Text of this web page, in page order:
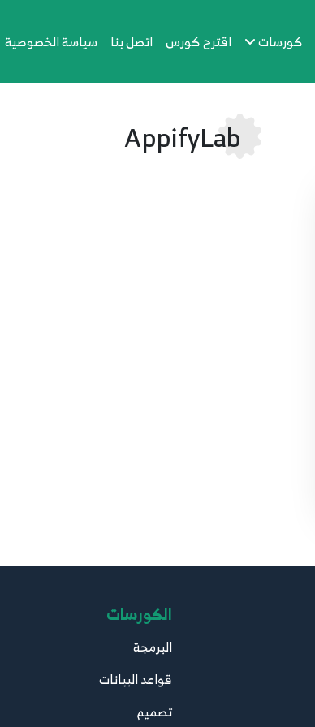
كورسات اقترح كورس اتصل بنا سياسة الخصوصية
AppifyLab
الكورسات
البرمجة
قواعد البيانات
تصميم